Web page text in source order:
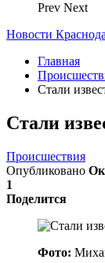
Prev Next
Новости
Главная
Стали
Стали
Происшествия
Опубликовано
1
Поделится
Фото: